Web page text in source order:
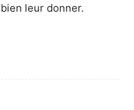
leur donner.